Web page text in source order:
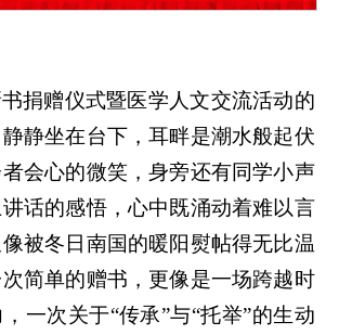
捐赠仪式暨医学人文交流活动的
静坐在台下，耳畔是潮水般起伏
会心的微笑，身旁还有同学小声
话的感悟，心中既涌动着难以言
被冬日南国的暖阳熨帖得无比温
简单的赠书，更像是一场跨越时
一次关于“传承”与“托举”的生动